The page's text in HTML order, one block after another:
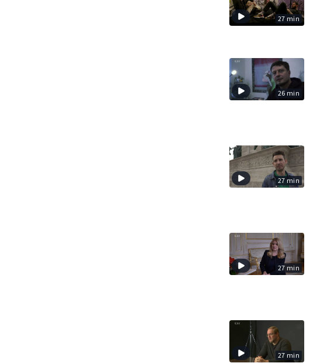
27 min
26 min
27 min
27 min
27 min